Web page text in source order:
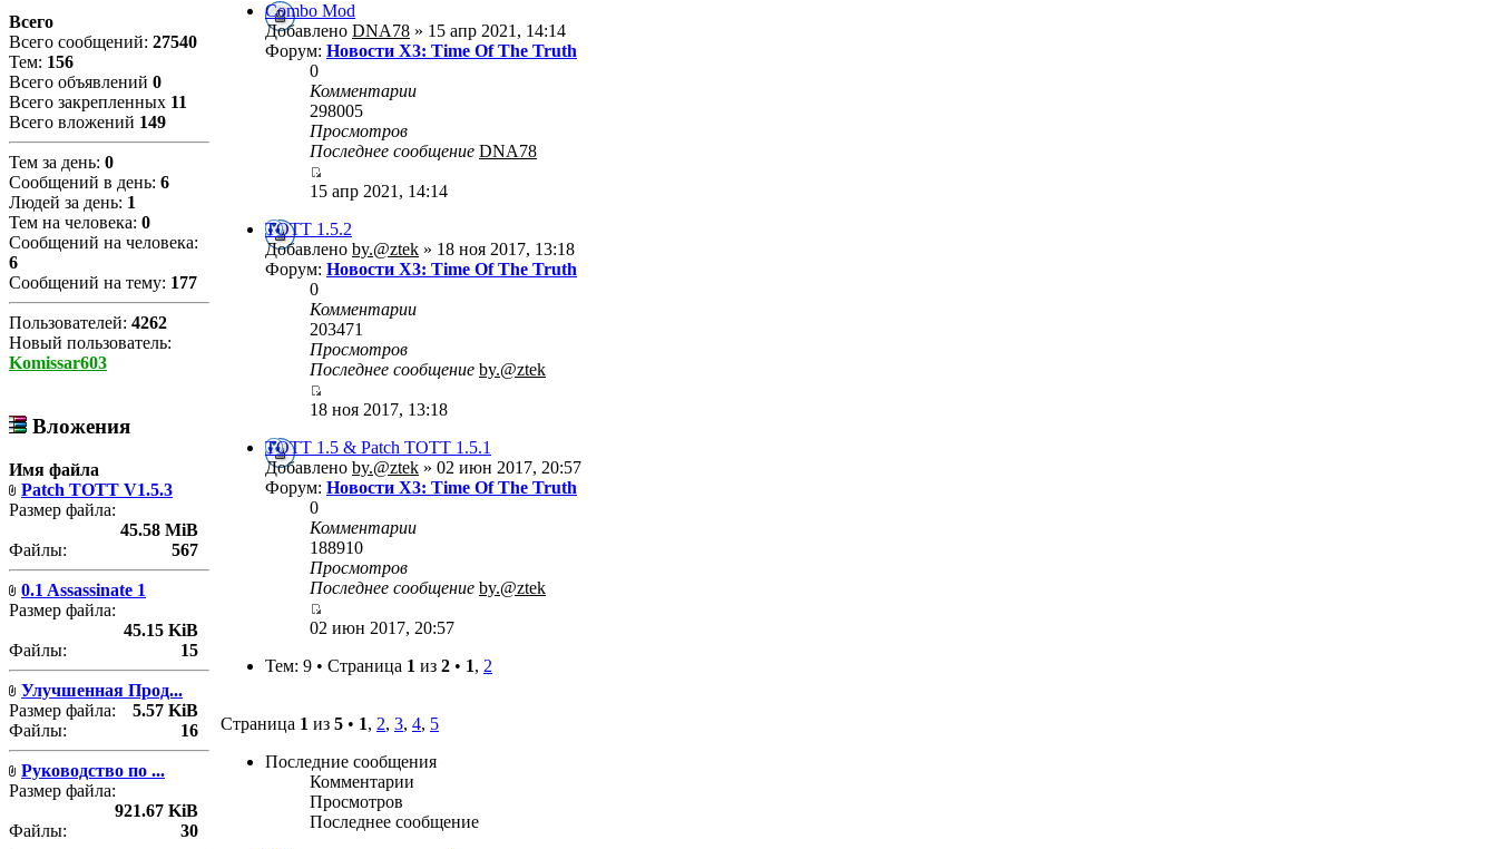
Всего
Всего сообщений: 27540
Тем: 156
Всего объявлений 0
Всего закрепленных 11
Всего вложений 149
Тем за день: 0
Сообщений в день: 6
Людей за день: 1
Тем на человека: 0
Сообщений на человека:
6
Сообщений на тему: 177
Пользователей: 4262
Новый пользователь:
Komissar603
Вложения
Имя файла
Patch TOTT V1.5.3
Размер файла:
45.58 MiB
Файлы:
567
0.1 Assassinate 1
Размер файла:
45.15 KiB
Файлы:
15
Улучшенная Прод...
Размер файла:
5.57 KiB
Файлы:
16
Руководство по ...
Размер файла:
921.67 KiB
Файлы:
30
Combo Mod
Добавлено DNA78 » 15 апр 2021, 14:14
Форум: Новости X3: Time Of The Truth
0
Комментарии
298005
Просмотров
Последнее сообщение DNA78
15 апр 2021, 14:14
TOTT 1.5.2
Добавлено by.@ztek » 18 ноя 2017, 13:18
Форум: Новости X3: Time Of The Truth
0
Комментарии
203471
Просмотров
Последнее сообщение by.@ztek
18 ноя 2017, 13:18
TOTT 1.5 & Patch TOTT 1.5.1
Добавлено by.@ztek » 02 июн 2017, 20:57
Форум: Новости X3: Time Of The Truth
0
Комментарии
188910
Просмотров
Последнее сообщение by.@ztek
02 июн 2017, 20:57
Тем: 9 • Страница 1 из 2 • 1, 2
Страница 1 из 5 • 1, 2, 3, 4, 5
Последние сообщения
Комментарии
Просмотров
Последнее сообщение